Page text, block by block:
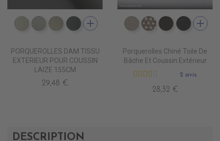
DD5500 BLANC INFINI
DD5501 BLANC D'ARGENT
DD5502 ZEPHIR
DD5503 SMOKY
add
PORQUEROLLES DAM TISSU
EXTERIEUR POUR COUSSIN
LAIZE 155CM
29,48 €
DD4080 MARBRE
DD4090 MARBRE
DD4220DD4470
add
Porquerolles Chiné Toile De
Bâche Et Coussin Extérieur
2 avis
28,32 €
DESCRIPTION